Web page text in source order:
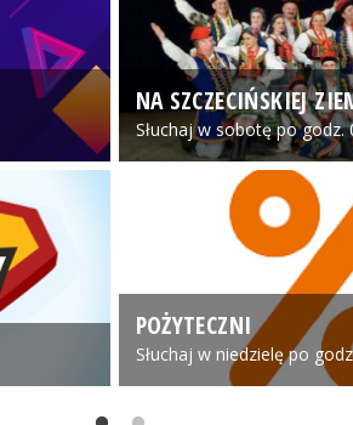
NA SZCZECIŃSKIEJ
Słuchaj w sobotę po godz.
POŻYTECZNI
Słuchaj w niedzielę po